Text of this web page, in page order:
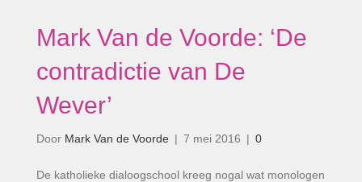
Mark Van de Voorde: ‘De
contradictie van De
Wever’
Door Mark Van de Voorde | 7 mei 2016 | 0
De katholieke dialoogschool kreeg nogal wat monologen